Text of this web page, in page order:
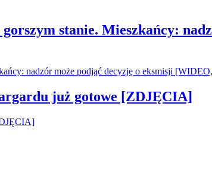
stanie. Mieszkańcy:
już gotowe [ZDJĘCIA]